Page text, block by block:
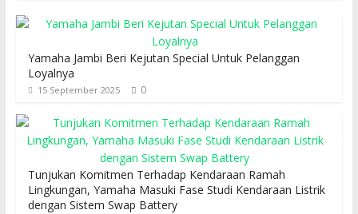
Yamaha Jambi Beri Kejutan Special Untuk Pelanggan
Loyalnya
15 September 2025 0
Tunjukan Komitmen Terhadap Kendaraan Ramah
Lingkungan, Yamaha Masuki Fase Studi Kendaraan Listrik
dengan Sistem Swap Battery